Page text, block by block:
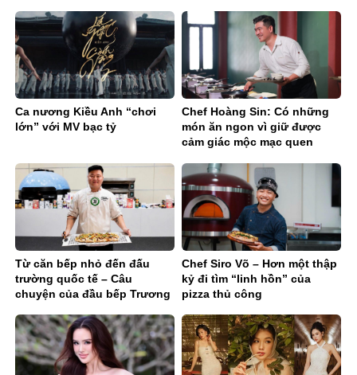
Ca nương Kiều Anh “chơi
lớn” với MV bạc tỷ
Chef Hoàng Sin: Có những
món ăn ngon vì giữ được
cảm giác mộc mạc quen
Từ căn bếp nhỏ đến đấu
trường quốc tế – Câu
chuyện của đầu bếp Trương
Chef Siro Võ – Hơn một thập
kỷ đi tìm “linh hồn” của
pizza thủ công